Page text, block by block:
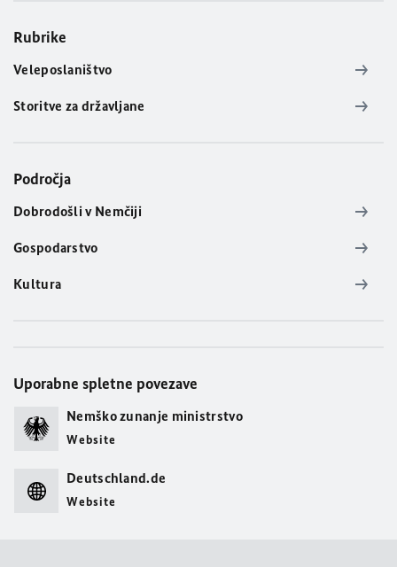
Rubrike
Veleposlaništvo
Storitve za državljane
Področja
Dobrodošli v Nemčiji
Gospodarstvo
Kultura
Uporabne spletne povezave
Nemško zunanje ministrstvo
Website
Deutschland.de
Website